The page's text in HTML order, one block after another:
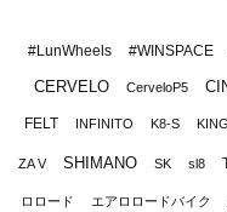
#LunWheels #WINSPACE
CERVELO CerveloP5
FELT INFINITO K8-S
ZA V SHIMANO SK sl8
ロロード エアロロードバイク